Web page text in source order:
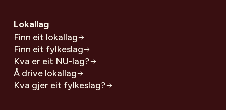
Lokallag
Finn eit lokallag
Finn eit fylkeslag
Kva er eit NU-lag?
Å drive lokallag
Kva gjer eit fylkeslag?